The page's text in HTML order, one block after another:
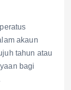
akaun
tahun atau
bagi